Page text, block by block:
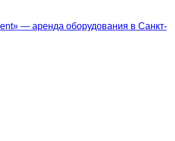
— аренда оборудования в Санкт-